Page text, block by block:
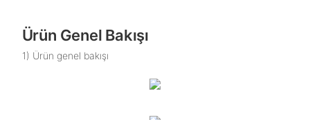
Ürün Genel Bakışı
1) Ürün genel bakışı